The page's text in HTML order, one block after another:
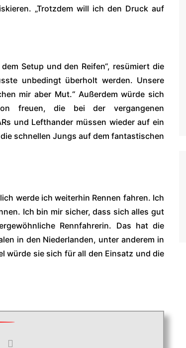
„Trotzdem will ich den Druck auf
Setup und den Reifen“, resümiert die
unbedingt überholt werden. Unsere
mir aber Mut.“ Außerdem würde sich
freuen, die bei der vergangenen
und Lefthander müssen wieder auf ein
schnellen Jungs auf dem fantastischen
werde ich weiterhin Rennen fahren. Ich
Ich bin mir sicher, dass sich alles gut
Rennfahrerin. Das hat die
in den Niederlanden, unter anderem in
würde sie sich für all den Einsatz und die